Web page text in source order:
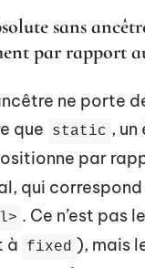
sans
par rapport
ne porte
que static , un
par
qui
. Ce n’est pas
à
fixed ), mais